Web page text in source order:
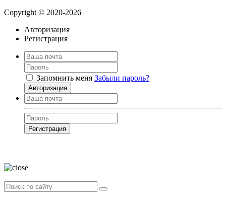
Copyright © 2020-2026
Авторизация
Регистрация
Запомнить меня Забыли пароль?
Авторизация
Регистрация